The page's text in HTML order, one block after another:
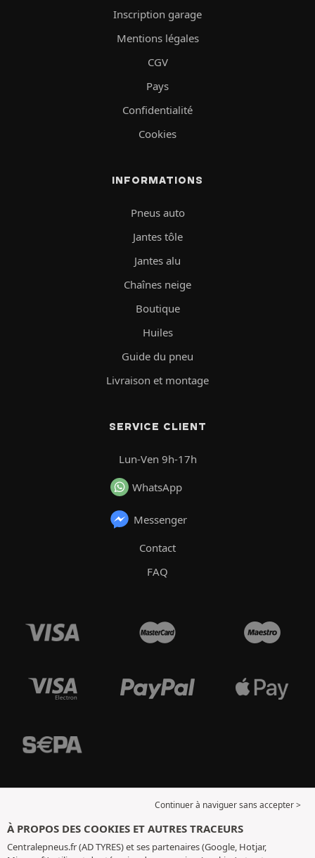
Inscription garage
Mentions légales
CGV
Pays
Confidentialité
Cookies
INFORMATIONS
Pneus auto
Jantes tôle
Jantes alu
Chaînes neige
Boutique
Huiles
Guide du pneu
Livraison et montage
SERVICE CLIENT
Lun-Ven 9h-17h
WhatsApp
Messenger
Contact
FAQ
Continuer à naviguer sans accepter >
À PROPOS DES COOKIES ET AUTRES TRACEURS
Centralepneus.fr (AD TYRES) et ses partenaires (Google, Hotjar,